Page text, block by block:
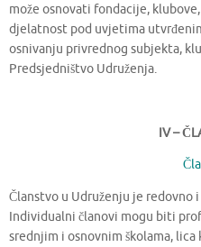
može osnovati fondacije,
djelatnost pod uvjetima
osnivanju privrednog subjekta,
Predsjedništvo Udruženja.
IV –
Članstvo u Udruženju je redovno i
Individualni članovi mogu biti
srednjim i osnovnim školama, lica